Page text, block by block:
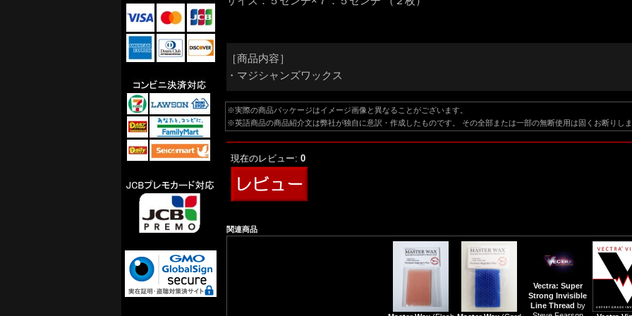
［商品内容］
・マジシャンズワックス
※実際の商品パッケージはイメージ画像と異なることがございます。
※英語商品の商品紹介文は弊社が独自に意訳・作成したものです。 その全部または一部の無断使用は固くお断りし
現在のレビュー: 0
関連商品
Vectra: Super
Strong Invisible
Line Thread by